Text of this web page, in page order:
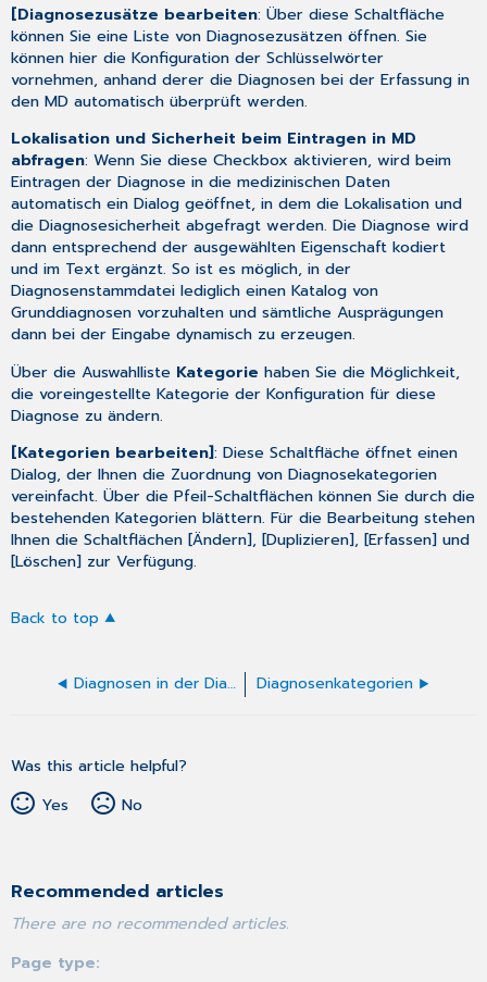
[Diagnosezusätze bearbeiten: Über diese Schaltfläche
können Sie eine Liste vonDiagnosezusätzen öffnen. Sie
können hier die Konfiguration der Schlüsselwörter
vornehmen, anhand derer die Diagnosen bei der Erfassung in
denMD automatisch überprüft werden.
Lokalisation und Sicherheit beim Eintragen in MD
abfragen: Wenn Sie diese Checkbox aktivieren, wird beim
Eintragen der Diagnose in die medizinischen Daten
automatisch ein Dialog geöffnet, in dem die Lokalisation und
die Diagnosesicherheit abgefragt werden. Die Diagnose wird
dann entsprechend der ausgewählten Eigenschaft kodiert
und im Text ergänzt. So ist es möglich, in der
Diagnosenstammdatei lediglich einen Katalog von
Grunddiagnosen vorzuhalten und sämtliche Ausprägungen
dann bei der Eingabe dynamisch zu erzeugen.
Über die Auswahlliste Kategorie haben Sie die Möglichkeit,
die voreingestellte Kategorie derKonfiguration für diese
Diagnose zu ändern.
[Kategorien bearbeiten]: Diese Schaltfläche öffnet einen
Dialog, der Ihnen die Zuordnung vonDiagnosekategorien
vereinfacht. Über die Pfeil-Schaltflächen können Sie durch die
bestehenden Kategorien blättern. Für die Bearbeitung stehen
Ihnen die Schaltflächen [Ändern], [Duplizieren], [Erfassen] und
[Löschen] zur Verfügung.
Back to top
Diagnosen in der Diagnosendatei erfassen Diagnosenkategorien
Was this article helpful?
Yes
No
Recommended articles
There are no recommended articles.
Page type